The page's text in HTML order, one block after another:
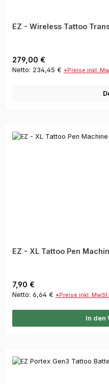
EZ - Wireless Tattoo
Regulärer Preis:
279,00 €
Netto: 234,45 € *Preise inkl.
EZ - XL Tattoo Pen
Regulärer Preis:
7,90 €
Netto: 6,64 € *Preise inkl.
In den